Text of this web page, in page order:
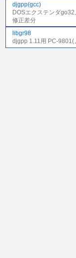
djgpp(gcc)
DOSエクステンダ
修正差分
libgr98
djgpp 1.11用 PC-9801(